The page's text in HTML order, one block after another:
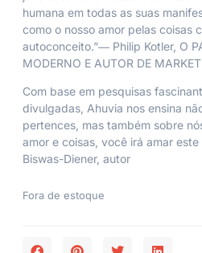
humana em todas as suas
como o nosso amor pelas coisas
autoconceito.”― Philip Kotler, O
MODERNO E AUTOR DE
Com base em pesquisas
divulgadas, Ahuvia nos ensina
pertences, mas também sobre
amor e coisas, você irá amar este
Biswas-Diener, autor
Fora de estoque